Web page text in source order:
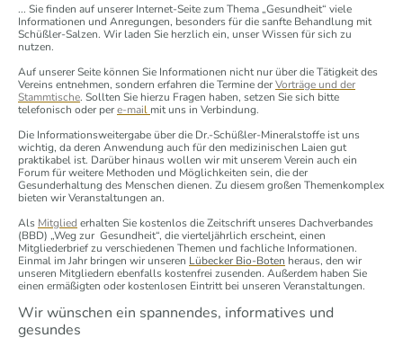
... Sie finden auf unserer Internet-Seite zum Thema „Gesundheit“ viele
Informationen und Anregungen, besonders für die sanfte Behandlung mit
Schüßler-Salzen. Wir laden Sie herzlich ein, unser Wissen für sich zu
nutzen.
Auf unserer Seite können Sie Informationen nicht nur über die Tätigkeit des
Vereins entnehmen, sondern erfahren die Termine derVorträge und der
Stammtische. Sollten Sie hierzu Fragen haben, setzen Sie sich bitte
telefonisch oder pere-mail mit uns in Verbindung.
Die Informationsweitergabe über die Dr.-Schüßler-Mineralstoffe ist uns
wichtig, da deren Anwendung auch für den medizinischen Laien gut
praktikabel ist. Darüber hinaus wollen wir mit unserem Verein auch ein
Forum für weitere Methoden und Möglichkeiten sein, die der
Gesunderhaltung des Menschen dienen. Zu diesem großen Themenkomplex
bieten wir Veranstaltungen an.
Als Mitglied erhalten Sie kostenlos die Zeitschrift unseres Dachverbandes
(BBD) „Weg zur Gesundheit“, die vierteljährlich erscheint, einen
Mitgliederbrief zu verschiedenen Themen und fachliche Informationen.
Einmal im Jahr bringen wir unseren Lübecker Bio-Boten heraus, den wir
unseren Mitgliedern ebenfalls kostenfrei zusenden. Außerdem haben Sie
einen ermäßigten oder kostenlosen Eintritt bei unseren Veranstaltungen.
Wir wünschen ein spannendes, informatives und
gesundes